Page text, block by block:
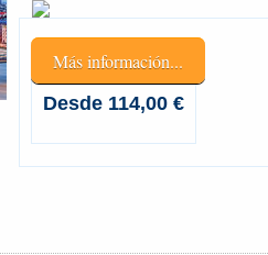
Más información...
Desde 114,00 €